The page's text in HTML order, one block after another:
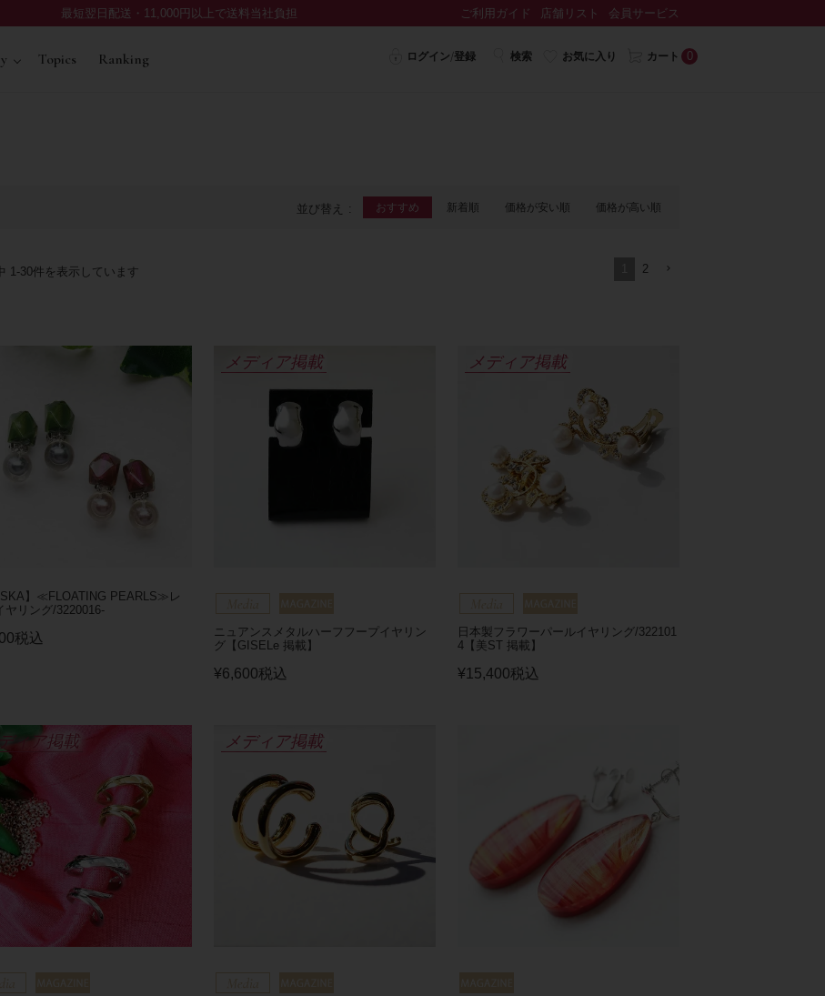
最短翌日配送・11,000円以上で送料当社負担 ご利用ガイド 店舗リスト 会員サービス
Topics Ranking ログイン/登録 検索 お気に入り カート 0
並び替え おすすめ 新着順 価格が安い順 価格が高い順
1-30 2
】≪FLOATING PEARLS≫レ
ヤリング/3220016-
税込
メディア掲載
ニュアンスメタルハーフフープイヤリン
グ【GISELe 掲載】
¥6,600税込
メディア掲載
日本製フラワーパールイヤリング/322101
4【美ST 掲載】
¥15,400税込
ィア掲載 メディア掲載